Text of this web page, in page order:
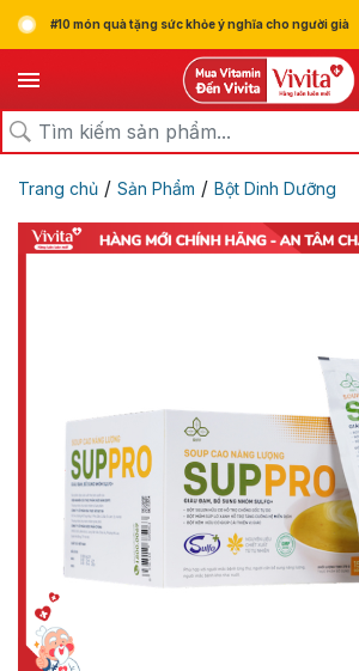
#10 món quà tặng sức khỏe ý nghĩa cho người già
Trang chủ / Sản Phẩm / Bột Dinh Dưỡng